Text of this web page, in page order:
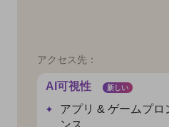
アクセス先：
AI可視性 新しい
アプリ & ゲームプロ
ンス